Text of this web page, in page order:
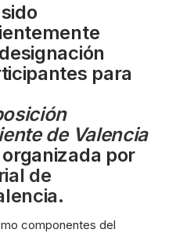
para
de Valencia
por
de
componentes del